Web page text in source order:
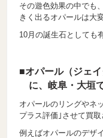
その遊色効果の中でも
きく出るオパールは大
10月の誕生石としても
■オパール（ジェ
に、岐阜・大垣
オパールのリングやネ
プラス評価｣させて買取
例えばオパールのデザ